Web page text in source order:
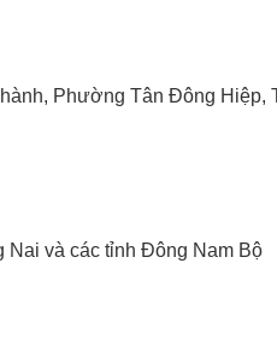
Phường Tân Đông Hiệp,
Nai và các tỉnh Đông Nam Bộ